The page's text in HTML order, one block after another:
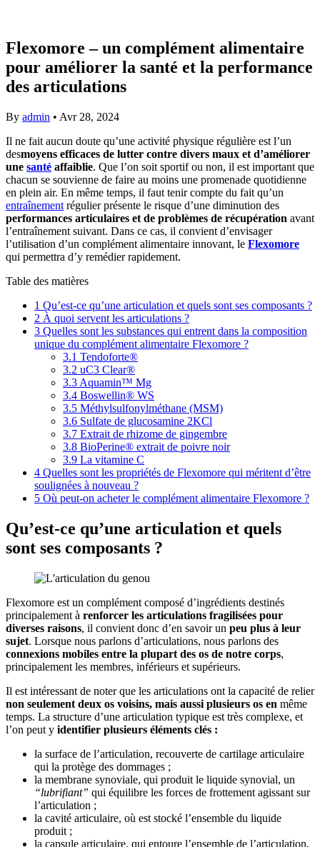
Flexomore – un complément alimentaire
pour améliorer la santé et la performance
des articulations
By admin • Avr 28, 2024
Il ne fait aucun doute qu’une activité physique régulière est l’un
desmoyens efficaces de lutter contre divers maux et d’améliorer
une santé affaiblie. Que l’on soit sportif ou non, il est important que
chacun se souvienne de faire au moins une promenade quotidienne
en plein air. En même temps, il faut tenir compte du fait qu’un
entraînement régulier présente le risque d’une diminution des
performances articulaires et de problèmes de récupération avant
l’entraînement suivant. Dans ce cas, il convient d’envisager
l’utilisation d’un complément alimentaire innovant, le Flexomore
qui permettra d’y remédier rapidement.
Table des matières
1 Qu’est-ce qu’une articulation et quels sont ses composants ?
2 À quoi servent les articulations ?
3 Quelles sont les substances qui entrent dans la composition
unique du complément alimentaire Flexomore ?
3.1 Tendoforte®
3.2 uC3 Clear®
3.3 Aquamin™ Mg
3.4 Boswellin® WS
3.5 Méthylsulfonylméthane (MSM)
3.6 Sulfate de glucosamine 2KCl
3.7 Extrait de rhizome de gingembre
3.8 BioPerine® extrait de poivre noir
3.9 La vitamine C
4 Quelles sont les propriétés de Flexomore qui méritent d’être
soulignées à nouveau ?
5 Où peut-on acheter le complément alimentaire Flexomore ?
Qu’est-ce qu’une articulation et quels
sont ses composants ?
Flexomore est un complément composé d’ingrédients destinés
principalement à renforcer les articulations fragilisées pour
diverses raisons, il convient donc d’en savoir un peu plus à leur
sujet. Lorsque nous parlons d’articulations, nous parlons des
connexions mobiles entre la plupart des os de notre corps,
principalement les membres, inférieurs et supérieurs.
Il est intéressant de noter que les articulations ont la capacité de relier
non seulement deux os voisins, mais aussi plusieurs os en même
temps. La structure d’une articulation typique est très complexe, et
l’on peut y identifier plusieurs éléments clés :
la surface de l’articulation, recouverte de cartilage articulaire
qui la protège des dommages ;
la membrane synoviale, qui produit le liquide synovial, un
“lubrifiant” qui équilibre les forces de frottement agissant sur
l’articulation ;
la cavité articulaire, où est stocké l’ensemble du liquide
produit ;
la capsule articulaire, qui entoure l’ensemble de l’articulation,